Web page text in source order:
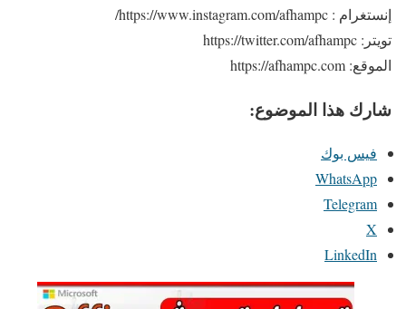
إنستغرام : https://www.instagram.com/afhampc/
تويتر: https://twitter.com/afhampc
الموقع: https://afhampc.com
شارك هذا الموضوع:
فيس بوك
WhatsApp
Telegram
X
LinkedIn